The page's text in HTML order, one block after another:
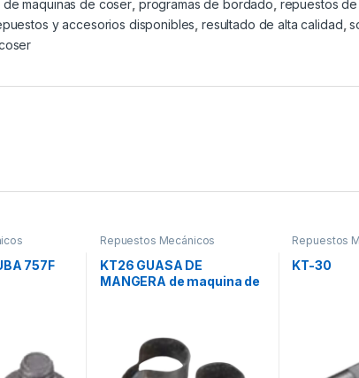
maquinas de coser programas de bordado repuestos
y accesorios disponibles ,resultado de alta calidad ,
757F
Repuestos Mecánicos
KT26 GUASA DE
MANGERA de maquina de
Repuestos
KT-30